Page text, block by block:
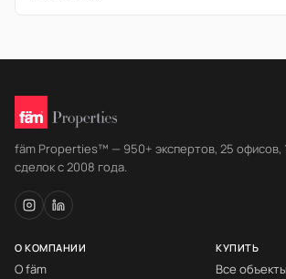
fäm Properties™ — 950+ экспертов, 25 офисов,
сделок с 2008 года.
О КОМПАНИИ
О fäm
КУПИТЬ
Все объекты